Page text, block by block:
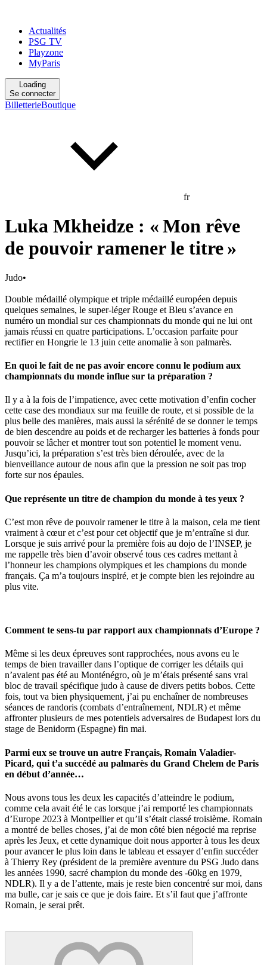
Actualités
PSG TV
Playzone
MyParis
Loading
Se connecter
BilletterieBoutique
fr
Luka Mkheidze : « Mon rêve
de pouvoir ramener le titre »
Judo•
Double médaillé olympique et triple médaillé européen depuis
quelques semaines, le super-léger Rouge et Bleu s’avance en
numéro un mondial sur ces championnats du monde qui ne lui ont
jamais réussi en quatre participations. L’occasion parfaite pour
rectifier en Hongrie le 13 juin cette anomalie à son palmarès.
En quoi le fait de ne pas avoir encore connu le podium aux
championnats du monde influe sur ta préparation ?
Il y a à la fois de l’impatience, avec cette motivation d’enfin cocher
cette case des mondiaux sur ma feuille de route, et si possible de la
plus belle des manières, mais aussi la sérénité de se donner le temps
de bien descendre au poids et de recharger les batteries à fonds pour
pouvoir se lâcher et montrer tout son potentiel le moment venu.
Jusqu’ici, la préparation s’est très bien déroulée, avec de la
bienveillance autour de nous afin que la pression ne soit pas trop
forte sur nos épaules.
Que représente un titre de champion du monde à tes yeux ?
C’est mon rêve de pouvoir ramener le titre à la maison, cela me tient
vraiment à cœur et c’est pour cet objectif que je m’entraîne si dur.
Lorsque je suis arrivé pour la première fois au dojo de l’INSEP, je
me rappelle très bien d’avoir observé tous ces cadres mettant à
l’honneur les champions olympiques et les champions du monde
français. Ça m’a toujours inspiré, et je compte bien les rejoindre au
plus vite.
Comment te sens-tu par rapport aux championnats d’Europe ?
Même si les deux épreuves sont rapprochées, nous avons eu le
temps de bien travailler dans l’optique de corriger les détails qui
n’avaient pas été au Monténégro, où je m’étais présenté sans vrai
bloc de travail spécifique judo à cause de divers petits bobos. Cette
fois, tout va bien physiquement, j’ai pu enchaîner de nombreuses
séances de randoris (combats d’entraînement, NDLR) et même
affronter plusieurs de mes potentiels adversaires de Budapest lors du
stage de Benidorm (Espagne) fin mai.
Parmi eux se trouve un autre Français, Romain Valadier-
Picard, qui t’a succédé au palmarès du Grand Chelem de Paris
en début d’année…
Nous avons tous les deux les capacités d’atteindre le podium,
comme cela avait été le cas lorsque j’ai remporté les championnats
d’Europe 2023 à Montpellier et qu’il s’était classé troisième. Romain
a montré de belles choses, j’ai de mon côté bien négocié ma reprise
après les Jeux, et cette dynamique doit nous apporter à tous les deux
pour avancer le plus loin dans le tableau et essayer d’enfin succéder
à Thierry Rey (président de la première aventure du PSG Judo dans
les années 1990, sacré champion du monde des -60kg en 1979,
NDLR). Il y a de l’attente, mais je reste bien concentré sur moi, dans
ma bulle, car je sais ce que je dois faire. Et s’il faut que j’affronte
Romain, je serai prêt.